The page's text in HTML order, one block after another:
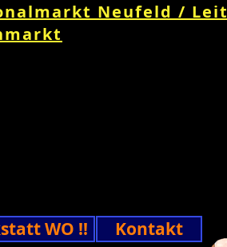
Neufeld /
WO !! Kontakt